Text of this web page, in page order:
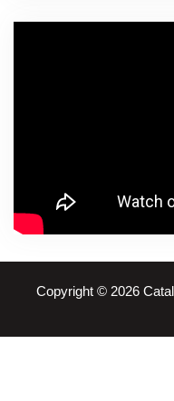
Copyright © 2026